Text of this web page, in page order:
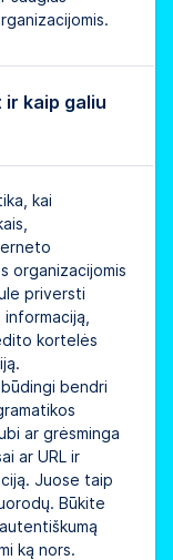
kaip galiu
kai
organizacijomis
priversti
kortelės
bendri
ar grėsminga
ar URL ir
Juose taip
Būkite
ką nors.